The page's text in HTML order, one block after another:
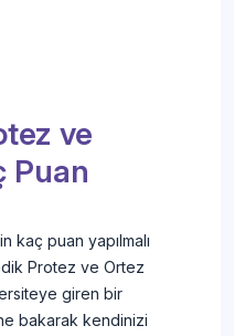
ve
Puan
kaç puan yapılmalı
Protez ve Ortez
giren bir
bakarak kendinizi